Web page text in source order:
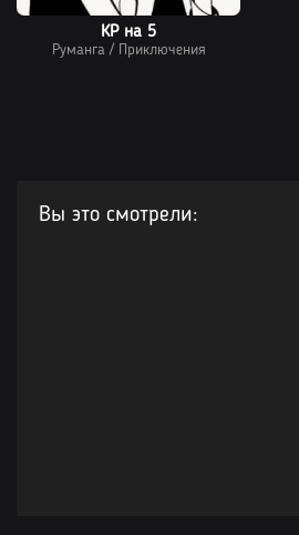
КР на 5
Руманга/ Приключения
Вы это смотрели: